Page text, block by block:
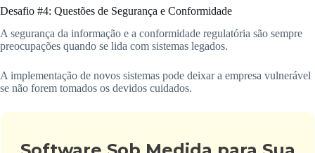
Desafio #4: Questões de Segurança e Conformidade
A segurança da informação e a conformidade regulatória são sempre
preocupações quando se lida com sistemas legados.
A implementação de novos sistemas pode deixar a empresa vulnerável
se não forem tomados os devidos cuidados.